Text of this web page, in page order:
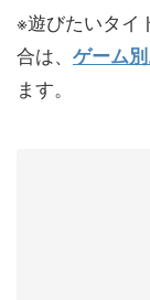
※遊びたいタイ
合は、 ゲーム
ます。